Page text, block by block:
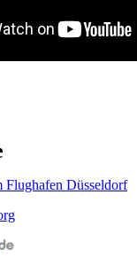
Flughafen Düsseldorf